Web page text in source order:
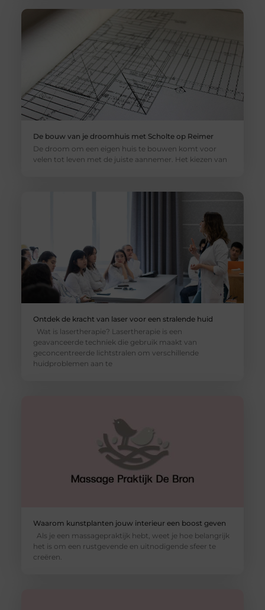
De bouw van je droomhuis met Scholte op Reimer
De droom om een eigen huis te bouwen komt voor
velen tot leven met de juiste aannemer. Het kiezen van
Ontdek de kracht van laser voor een stralende huid
Wat is lasertherapie? Lasertherapie is een
geavanceerde techniek die gebruik maakt van
geconcentreerde lichtstralen om verschillende
huidproblemen aan te
Waarom kunstplanten jouw interieur een boost geven
Als je een massagepraktijk hebt, weet je hoe belangrijk
het is om een rustgevende en uitnodigende sfeer te
creëren.